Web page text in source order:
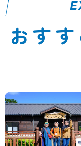
おす